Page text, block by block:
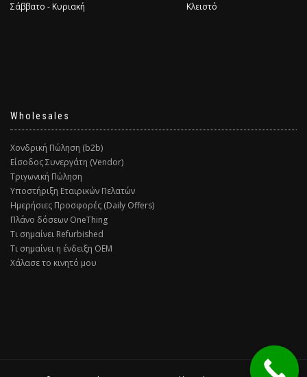
Σάββατο - Κυριακή
Κλειστό
Wholesales
Χονδρική Πώληση (b2b)
Είσοδος Συνεργάτη (Vendor)
Τριγωνική Πώληση
Υποστήριξη Εταιρικών Πελατών
Ημερήσιες Προσφορές (Daily Offers)
Πλάνο δόσεων OneThing
Τι σημαίνει Refurbished
Τι σημαίνει η ένδειξη ΟΕΜ
Χάλασε το κινητό μου